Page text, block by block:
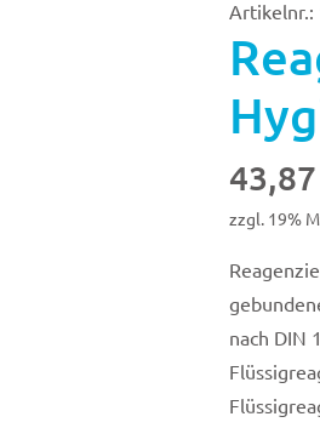
Artikelnr.:
43,87
zzgl. 19%
nach DIN